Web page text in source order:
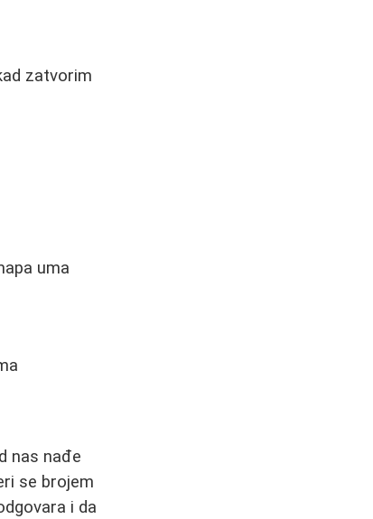
zatvorim
uma
nas nađe
se brojem
i da